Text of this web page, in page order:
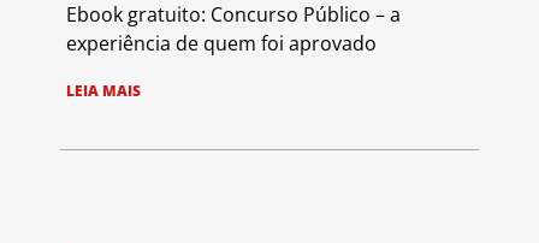
Ebook gratuito: Concurso Público – a
experiência de quem foi aprovado
LEIA MAIS